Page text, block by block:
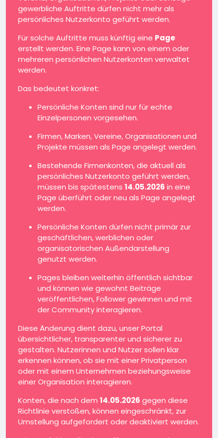
gewerbliche Auftritte dürfen nicht mehr als
persönliches Nutzerkonto geführt werden.
Für solche Auftritte muss künftig eine Page
erstellt werden. Eine Page kann von einem oder
mehreren persönlichen Nutzerkonten verwaltet
werden.
Das bedeutet konkret:
Persönliche Konten sind nur für echte
Einzelpersonen vorgesehen.
Firmen, Marken, Vereine, Organisationen und
Projekte müssen als Page angelegt werden.
Bestehende Firmenkonten, die aktuell als
persönliches Nutzerkonto geführt werden,
müssen bis spätestens 14.05.2026 in eine
Page überführt oder neu als Page angelegt
werden.
Persönliche Konten dürfen nicht primär zur
geschäftlichen, werblichen oder
organisatorischen Außendarstellung
genutzt werden.
Pages bleiben weiterhin öffentlich sichtbar
und können wie gewohnt Beiträge
veröffentlichen, Follower gewinnen und mit
der Community interagieren.
Diese Änderung dient dazu, unser Portal
übersichtlicher, transparenter und sicherer zu
gestalten. Nutzerinnen und Nutzer sollen klar
erkennen können, ob sie mit einer Privatperson
oder mit einem Unternehmen beziehungsweise
einer Organisation interagieren.
Konten, die nach dem 14.05.2026 gegen diese
Richtlinie verstoßen, können eingeschränkt, zur
Umstellung aufgefordert oder deaktiviert werden.